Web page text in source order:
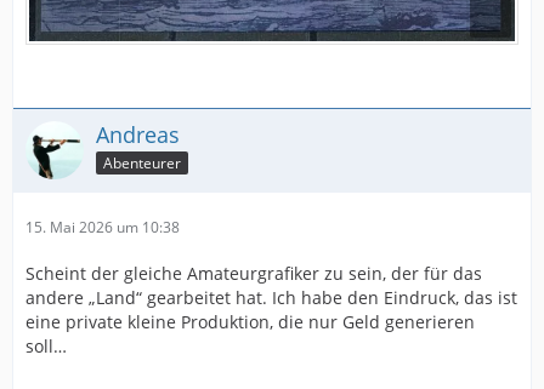
Andreas
Abenteurer
15. Mai 2026 um 10:38
Scheint der gleiche Amateurgrafiker zu sein, der für das
andere „Land“ gearbeitet hat. Ich habe den Eindruck, das ist
eine private kleine Produktion, die nur Geld generieren
soll…